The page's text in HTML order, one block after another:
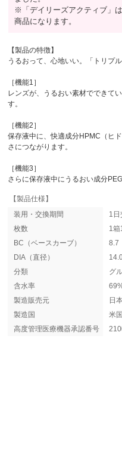
※「デイリーズアクティブ」
商品になります。
【製品の特徴】
うるおって、心地いい。「トリプ
［機能1］
レンズが、うるおい素材でできて
す。
［機能2］
保存液中に、快適成分HPMC（ヒ
さにつながります。
［機能3］
さらに保存液中にうるおい成分
【製品仕様】
装用・交換期間
1日
枚数
1箱
BC（ベースカーブ）
8.7
DIA（直径）
分類
グ
含水率
製造販売元
日
製造国
米国
高度管理医療機器承認番号